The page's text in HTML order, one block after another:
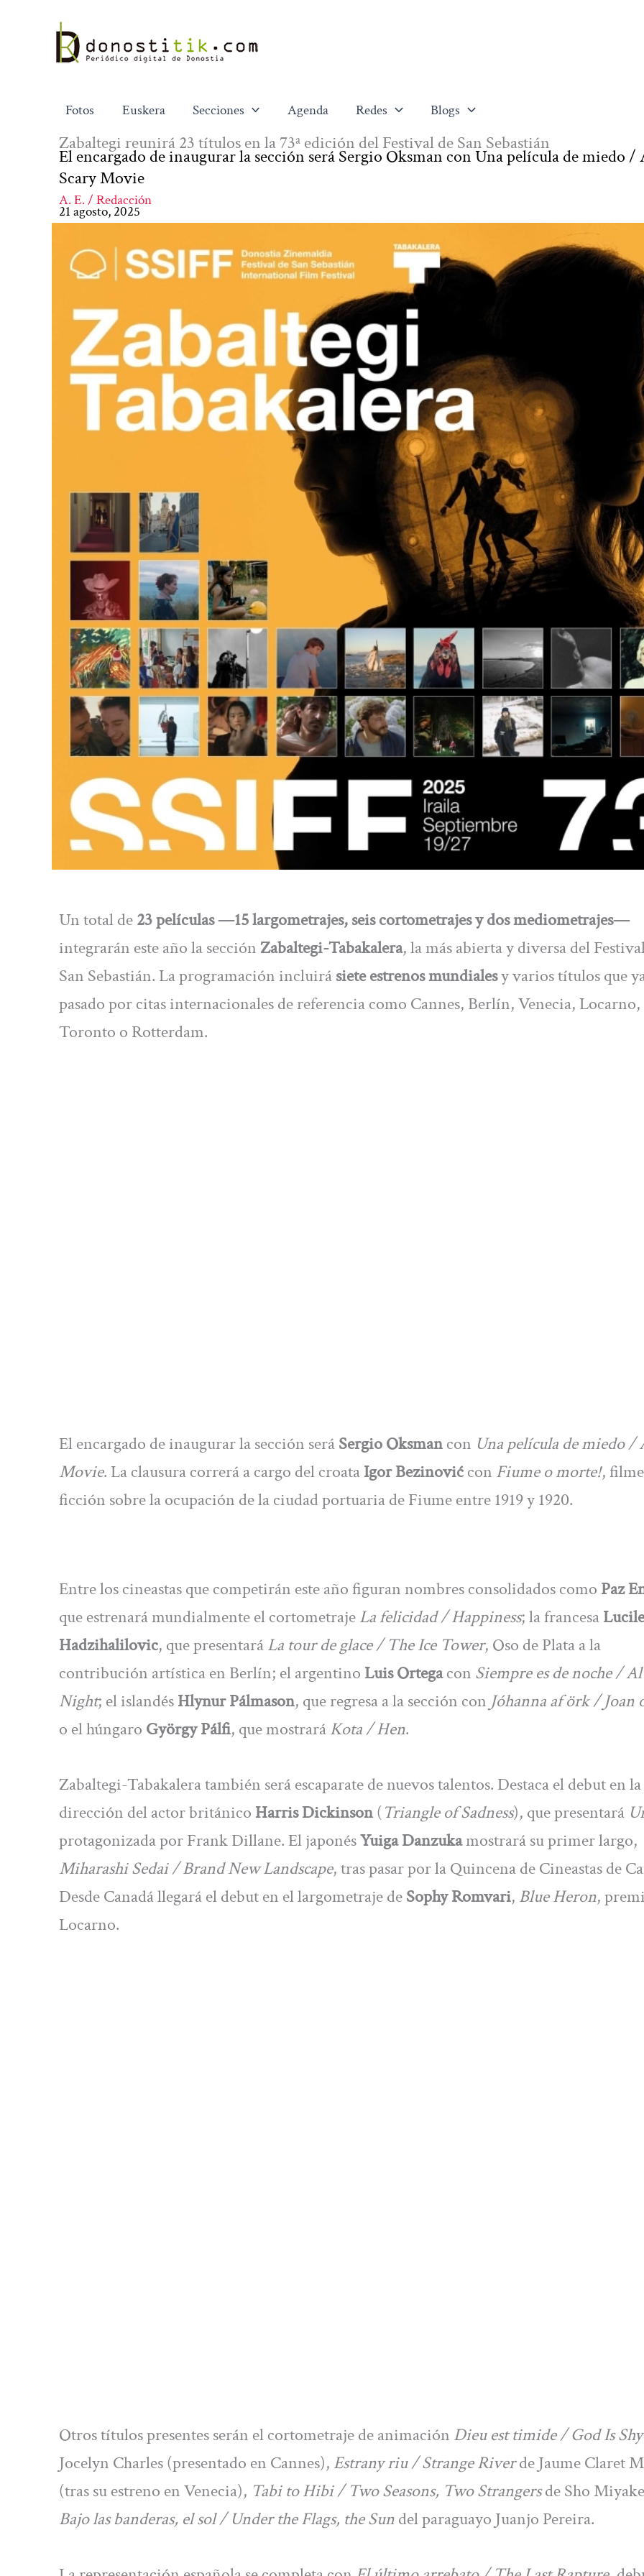
contenido
Fotos Euskera Secciones Agenda Redes Blogs
Zabaltegi reunirá 23 títulos en la 73ª edición del Festival de San Sebastián
El encargado de inaugurar la sección será Sergio Oksman con Una película de miedo /
Scary Movie
A. E. / Redacción
21 agosto, 2025
Un total de23 películas —15 largometrajes, seis cortometrajes y dos mediometrajes—
integrarán este año la sección Zabaltegi-Tabakalera, la más abierta y diversa del
San Sebastián. La programación incluirásiete estrenos mundialesy varios títulos que
pasado por citas internacionales de referencia como Cannes, Berlín, Venecia, Locarno,
Toronto o Rotterdam.
El encargado de inaugurar la sección seráSergio Oksmancon Una película de miedo /
Movie. La clausura correrá a cargo del croataIgor Bezinovićcon Fiume o morte!,
ficción sobre la ocupación de la ciudad portuaria de Fiume entre 1919 y 1920.
Entre los cineastas que competirán este año figuran nombres consolidados como Paz
que estrenará mundialmente el cortometrajeLa felicidad / Happiness; la francesaLucile
Hadzihalilovic, que presentaráLa tour de glace / The Ice Tower, Oso de Plata a la
contribución artística en Berlín; el argentino Luis Ortegacon Siempre es de noche /
Night; el islandésHlynur Pálmason, que regresa a la sección con Jóhanna af örk / Joan
o el húngaro György Pálfi, que mostraráKota / Hen.
Zabaltegi-Tabakalera también será escaparate de nuevos talentos. Destaca el debut en la
dirección del actor británico Harris Dickinson(Triangle of Sadness), que presentará
protagonizada por Frank Dillane. El japonésYuiga Danzukamostrará su primer largo,
Miharashi Sedai / Brand New Landscape, tras pasar por la Quincena de Cineastas de
Desde Canadá llegará el debut en el largometraje deSophy Romvari, Blue Heron,
Locarno.
Otros títulos presentes serán el cortometraje de animación Dieu est timide / God Is Shy
Jocelyn Charles (presentado en Cannes), Estrany riu / Strange Riverde Jaume Claret
(tras su estreno en Venecia), Tabi to Hibi / Two Seasons, Two Strangersde Sho
Bajo las banderas, el sol / Under the Flags, the Sundel paraguayo Juanjo Pereira.